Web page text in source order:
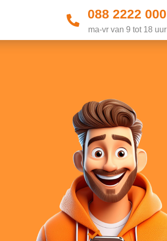
088 2222 000
ma-vr van 9 tot 18 uur